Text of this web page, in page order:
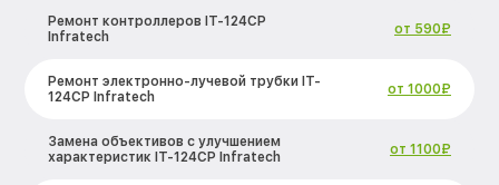
Ремонт контроллеров IT-124CP
Infratech
от 590₽
Ремонт электронно-лучевой трубки IT-
124CP Infratech
от 1000₽
Замена объективов с улучшением
характеристик IT-124CP Infratech
от 1100₽